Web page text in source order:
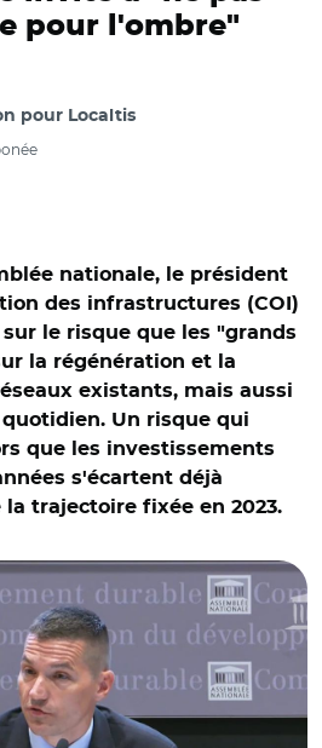
pour l'ombre"
pour Localtis
nationale, le président
des infrastructures (COI)
le risque que les "grands
la régénération et la
existants, mais aussi
Un risque qui
que les investissements
s'écartent déjà
trajectoire fixée en 2023.
nationale/ Audition de David
d’orientation des
d’infrastructures nouvelles